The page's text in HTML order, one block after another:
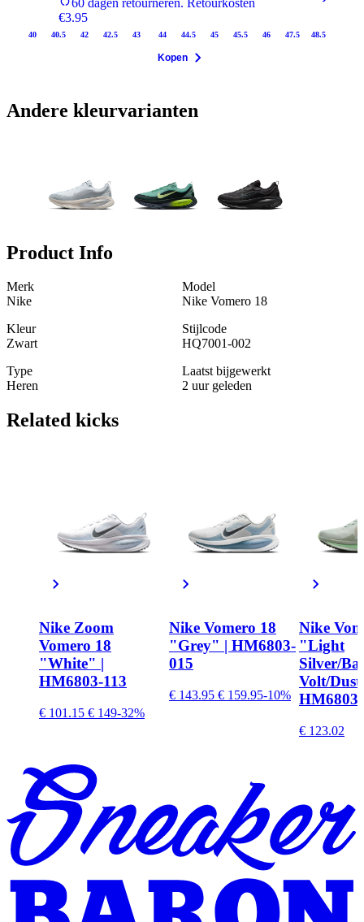
€3.95
40 40.5 42 42.5 43 44 44.5 45 45.5 46 47.5 48.5
Kopen
Andere kleurvarianten
Product Info
Merk
Nike
Model
Nike Vomero 18
Kleur
Zwart
Stijlcode
HQ7001-002
Type
Heren
Laatst bijgewerkt
2 uur geleden
Related kicks
Nike Zoom
Vomero 18
"White" |
HM6803-113
€ 101.15 € 149-32%
Nike Vomero 18
"Grey" | HM6803-
015
€ 143.95 € 159.95-10%
Nike
"Light
Silver/
Volt/
€ 123.02